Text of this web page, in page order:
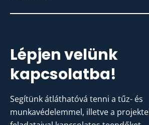
Lépjen velünk
kapcsolatba!
Segítünk átláthatóvá tenni a tűz- és
munkavédelemmel, illetve a